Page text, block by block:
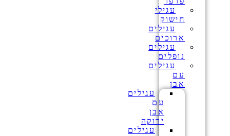
עגילי
חישוק
עגילים
ארוכים
עגילים
נופלים
עגילים
עם
אבן
עגילים
עם
אבן
ירוקה
עגילים